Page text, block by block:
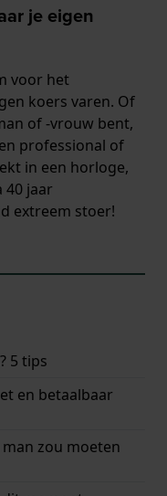
je eigen
voor het
koers varen. Of
of -vrouw bent,
professional of
in een horloge,
40 jaar
extreem stoer!
5 tips
en betaalbaar
zou moeten